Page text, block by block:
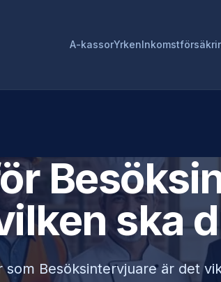
A-kassorYrken
ska
som Besöksintervjuareär det